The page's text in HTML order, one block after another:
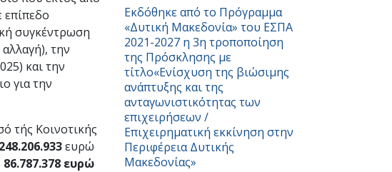
επίπεδο
συγκέντρωση
την
και την
για την
τής Κοινοτικής
248.206.933ευρώ
86.787.378 ευρώ
Εκδόθηκε από το Πρόγραμμα
«Δυτική Μακεδονία» του ΕΣΠΑ
2021-2027 η 3η τροποποίηση
της Πρόσκλησης με
τίτλο«Ενίσχυση της βιώσιμης
ανάπτυξης και της
ανταγωνιστικότητας των
επιχειρήσεων /
Επιχειρηματική εκκίνηση στην
Περιφέρεια Δυτικής
Μακεδονίας»